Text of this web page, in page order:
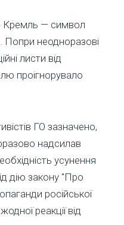
Кремль — символ
Попри неодноразові
листи від
проігнорувало
ГО зазначено,
надсилав
усунення
дію закону "Про
російської
реакції від